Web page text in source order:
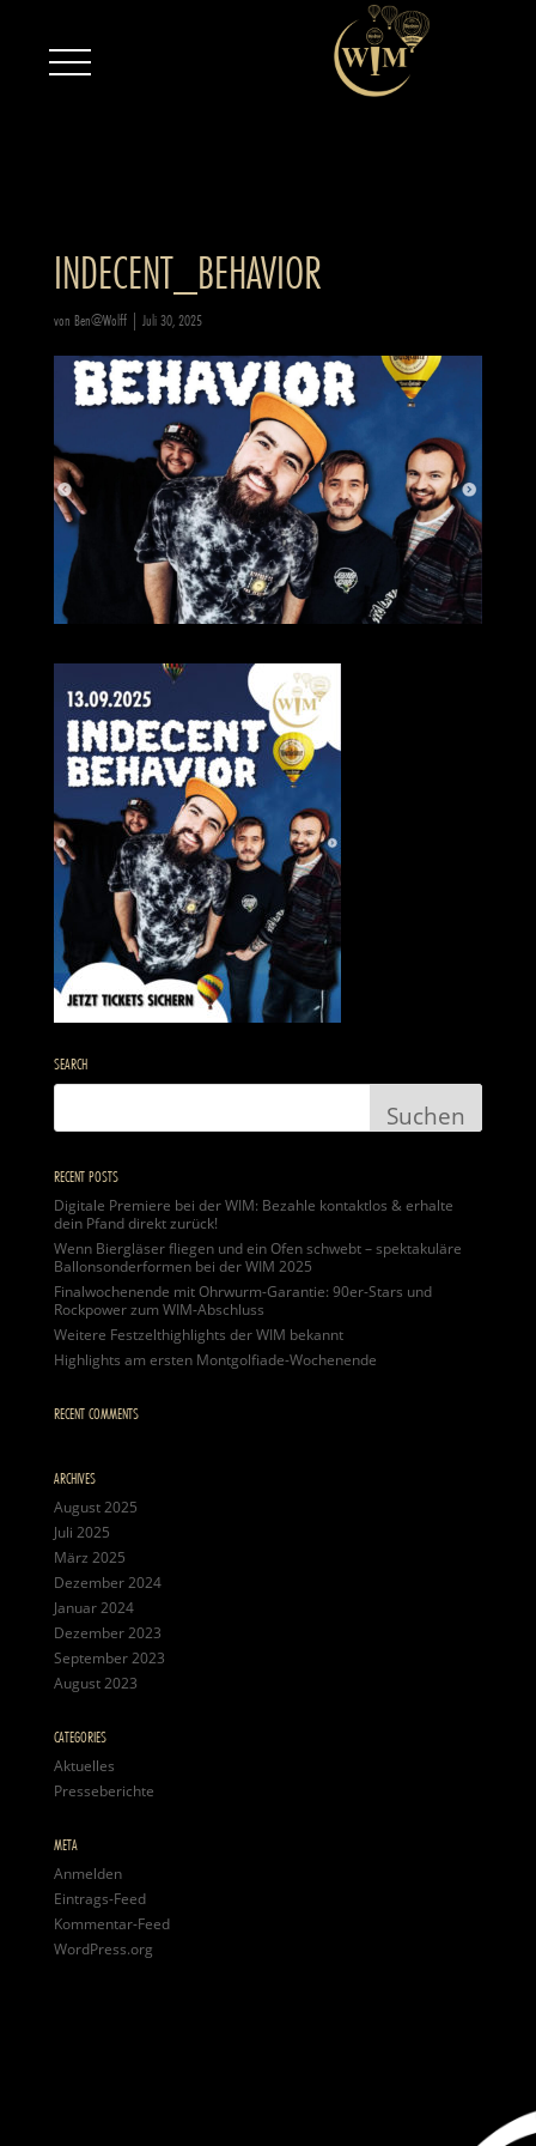
INDECENT_BEHAVIOR
von Ben@Wolff| Juli 30, 2025
SEARCH
RECENT POSTS
Digitale Premiere bei der WIM: Bezahle kontaktlos & erhalte
dein Pfand direkt zurück!
Wenn Biergläser fliegen und ein Ofen schwebt – spektakuläre
Ballonsonderformen bei der WIM 2025
Finalwochenende mit Ohrwurm-Garantie: 90er-Stars und
Rockpower zum WIM-Abschluss
Weitere Festzelthighlights der WIM bekannt
Highlights am ersten Montgolfiade-Wochenende
RECENT COMMENTS
ARCHIVES
August 2025
Juli 2025
März 2025
Dezember 2024
Januar 2024
Dezember 2023
September 2023
August 2023
CATEGORIES
Aktuelles
Presseberichte
META
Anmelden
Eintrags-Feed
Kommentar-Feed
WordPress.org